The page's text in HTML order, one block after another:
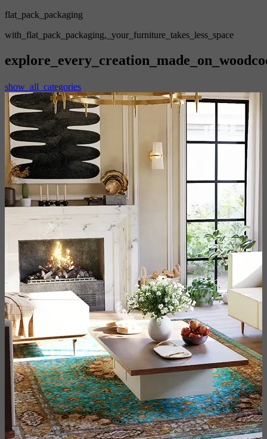
flat_pack_packaging
with_flat_pack_packaging,_your_furniture_takes_less_space
show_all_categories